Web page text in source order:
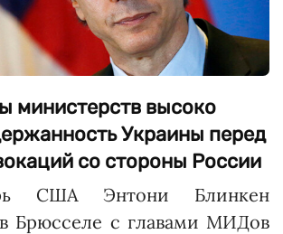
министерств высоко
Украины перед
со стороны России
США Энтони Блинкен
в Брюсселе с главами МИДов